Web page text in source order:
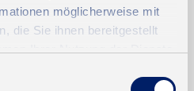
möglicherweise mit
die Sie ihnen bereitgestellt
2028-09-07